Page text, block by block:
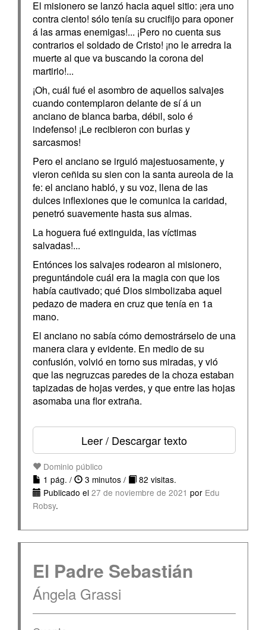
El misionero se lanzó hacia aquel sitio: ¡era uno
contra ciento! sólo tenía su crucifijo para oponer
á las armas enemigas!... ¡Pero no cuenta sus
contrarios el soldado de Cristo! ¡no le arredra la
muerte al que va buscando la corona del
martirio!...
¡Oh, cuál fué el asombro de aquellos salvajes
cuando contemplaron delante de sí á un
anciano de blanca barba, débil, solo é
indefenso! ¡Le recibieron con burlas y
sarcasmos!
Pero el anciano se irguió majestuosamente, y
vieron ceñida su sien con la santa aureola de la
fe: el anciano habló, y su voz, llena de las
dulces inflexiones que le comunica la caridad,
penetró suavemente hasta sus almas.
La hoguera fué extinguida, las víctimas
salvadas!...
Entónces los salvajes rodearon al misionero,
preguntándole cuál era la magia con que los
había cautivado; qué Dios simbolizaba aquel
pedazo de madera en cruz que tenía en 1a
mano.
El anciano no sabía cómo demostrárselo de una
manera clara y evidente. En medio de su
confusión, volvió en torno sus miradas, y vió
que las negruzcas paredes de la choza estaban
tapizadas de hojas verdes, y que entre las hojas
asomaba una flor extraña.
Leer / Descargar texto
Dominio público
1 pág. /
3 minutos /
82 visitas.
Publicado el 27 de noviembre de 2021 por Edu
Robsy.
El Padre Sebastián
Ángela Grassi